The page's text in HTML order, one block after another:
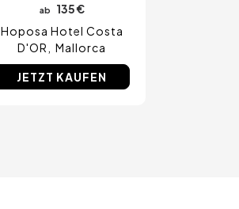
ab
135 €
Hoposa Hotel Costa
D'OR
Mallorca
JETZT KAUFEN